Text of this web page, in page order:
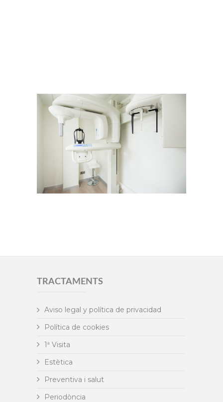
TRACTAMENTS
Aviso legal y política de privacidad
Política de cookies
1ª Visita
Estètica
Preventiva i salut
Periodòncia